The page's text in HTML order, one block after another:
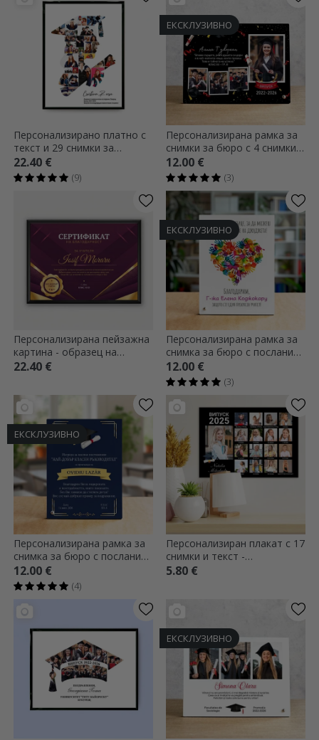
Персонализирано платно с
текст и 29 снимки за
дипломирането - Ea
22.40 €
(9)
ЕКСКЛУЗИВНО
Персонализирана рамка за
снимки за бюро с 4 снимки и
текст за абсолвенти
12.00 €
(3)
Персонализирана пейзажна
картина - образец на
благодарствена грамота за
22.40 €
ЕКСКЛУЗИВНО
Персонализирана рамка за
снимка за бюро с послание
за учители - Сърце
12.00 €
(3)
ЕКСКЛУЗИВНО
Персонализирана рамка за
снимка за бюро с послание -
Награда за отлични
постижения
12.00 €
(4)
Персонализиран плакат с 17
снимки и текст -
Завършване
5.80 €
ЕКСКЛУЗИВНО